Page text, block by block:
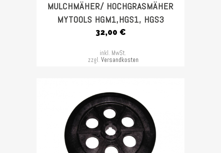
MULCHMÄHER/ HOCHGRASMÄHER
MYTOOLS HGM1,HGS1, HGS3
32,00 €
inkl. MwSt.
zzgl. Versandkosten